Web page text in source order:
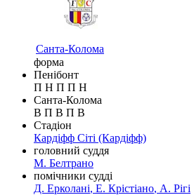
Санта-Колома
форма
Пенібонт
П Н П П Н
Санта-Колома
В П В П В
Стадіон
Кардіфф Сіті (Кардіфф)
головний суддя
М. Белтрано
помічники судді
Д. Ерколані, Е. Крістіано, А. Рігі